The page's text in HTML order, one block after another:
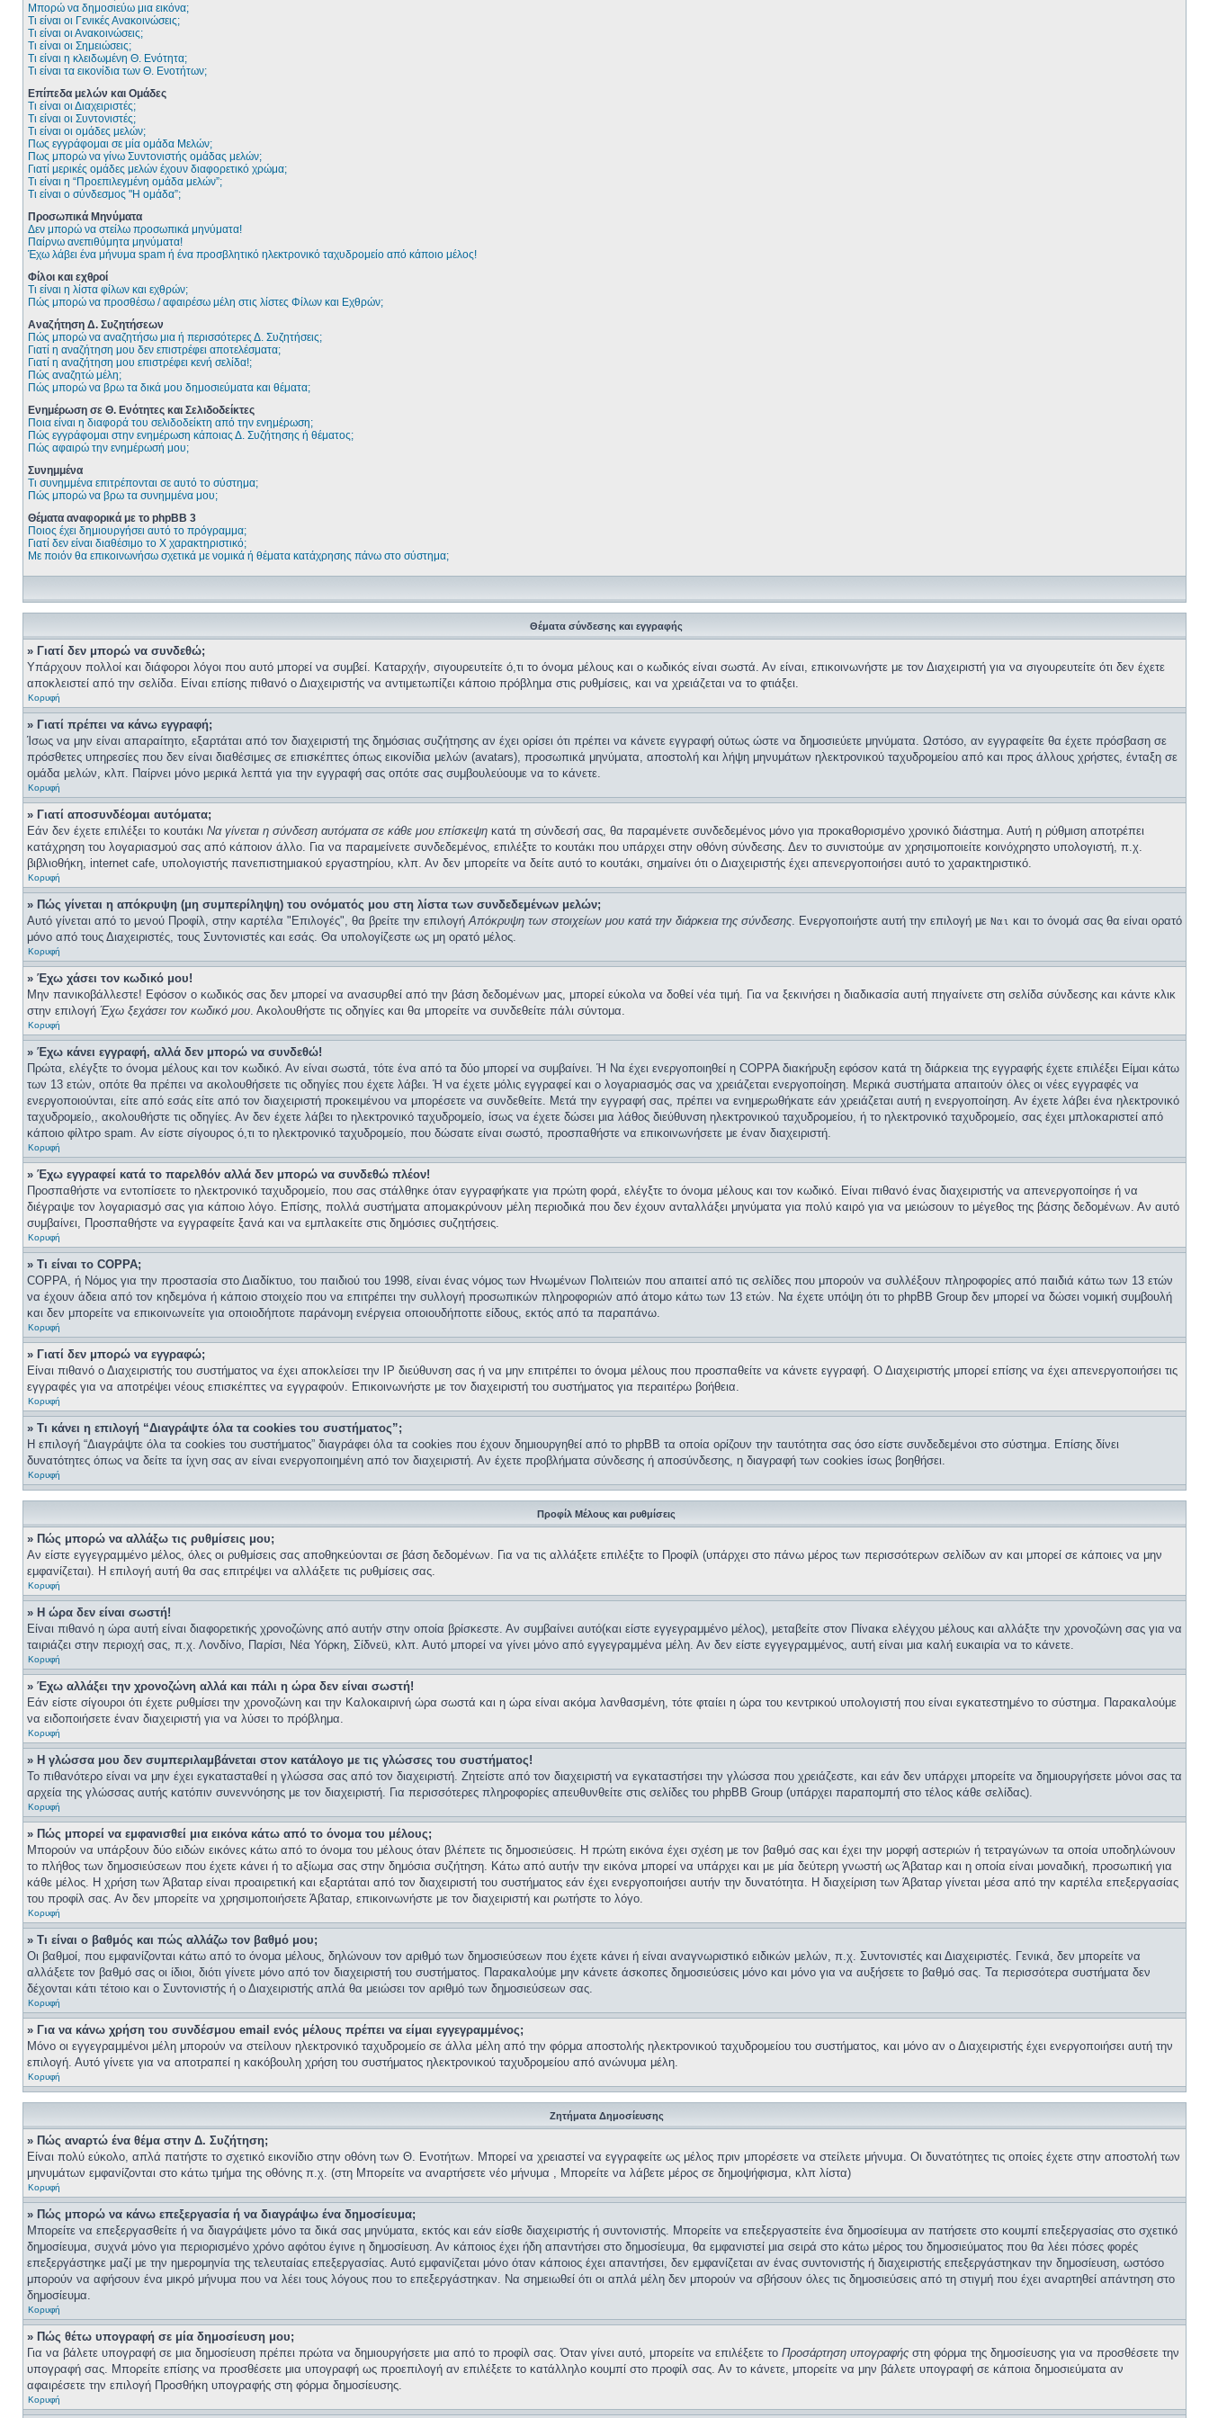
Μπορώ να δημοσιεύω μια εικόνα;
Τι είναι οι Γενικές Ανακοινώσεις;
Τι είναι οι Ανακοινώσεις;
Τι είναι οι Σημειώσεις;
Τι είναι η κλειδωμένη Θ. Ενότητα;
Τι είναι τα εικονίδια των Θ. Ενοτήτων;
Επίπεδα μελών και Ομάδες
Τι είναι οι Διαχειριστές;
Τι είναι οι Συντονιστές;
Τι είναι οι ομάδες μελών;
Πως εγγράφομαι σε μία ομάδα Μελών;
Πως μπορώ να γίνω Συντονιστής ομάδας μελών;
Γιατί μερικές ομάδες μελών έχουν διαφορετικό χρώμα;
Τι είναι η “Προεπιλεγμένη ομάδα μελών”;
Τι είναι ο σύνδεσμος "Η ομάδα”;
Προσωπικά Μηνύματα
Δεν μπορώ να στείλω προσωπικά μηνύματα!
Παίρνω ανεπιθύμητα μηνύματα!
Έχω λάβει ένα μήνυμα spam ή ένα προσβλητικό ηλεκτρονικό ταχυδρομείο από κάποιο μέλος!
Φίλοι και εχθροί
Τι είναι η λίστα φίλων και εχθρών;
Πώς μπορώ να προσθέσω / αφαιρέσω μέλη στις λίστες Φίλων και Εχθρών;
Αναζήτηση Δ. Συζητήσεων
Πώς μπορώ να αναζητήσω μια ή περισσότερες Δ. Συζητήσεις;
Γιατί η αναζήτηση μου δεν επιστρέφει αποτελέσματα;
Γιατί η αναζήτηση μου επιστρέφει κενή σελίδα!;
Πώς αναζητώ μέλη;
Πώς μπορώ να βρω τα δικά μου δημοσιεύματα και θέματα;
Ενημέρωση σε Θ. Ενότητες και Σελιδοδείκτες
Ποια είναι η διαφορά του σελιδοδείκτη από την ενημέρωση;
Πώς εγγράφομαι στην ενημέρωση κάποιας Δ. Συζήτησης ή θέματος;
Πώς αφαιρώ την ενημέρωσή μου;
Συνημμένα
Τι συνημμένα επιτρέπονται σε αυτό το σύστημα;
Πώς μπορώ να βρω τα συνημμένα μου;
Θέματα αναφορικά με το phpBB 3
Ποιος έχει δημιουργήσει αυτό το πρόγραμμα;
Γιατί δεν είναι διαθέσιμο το Χ χαρακτηριστικό;
Με ποιόν θα επικοινωνήσω σχετικά με νομικά ή θέματα κατάχρησης πάνω στο σύστημα;
Θέματα σύνδεσης και εγγραφής
» Γιατί δεν μπορώ να συνδεθώ;
Υπάρχουν πολλοί και διάφοροι λόγοι που αυτό μπορεί να συμβεί. Καταρχήν, σιγουρευτείτε ό,τι το όνομα μέλους και ο κωδικός είναι σωστά. Αν είναι, επικοινωνήστε με τον Διαχειριστή για να σιγουρευτείτε ότι δεν έχετε
αποκλειστεί από την σελίδα. Είναι επίσης πιθανό ο Διαχειριστής να αντιμετωπίζει κάποιο πρόβλημα στις ρυθμίσεις, και να χρειάζεται να το φτιάξει.
Κορυφή
» Γιατί πρέπει να κάνω εγγραφή;
Ίσως να μην είναι απαραίτητο, εξαρτάται από τον διαχειριστή της δημόσιας συζήτησης αν έχει ορίσει ότι πρέπει να κάνετε εγγραφή ούτως ώστε να δημοσιεύετε μηνύματα. Ωστόσο, αν εγγραφείτε θα έχετε πρόσβαση σε
πρόσθετες υπηρεσίες που δεν είναι διαθέσιμες σε επισκέπτες όπως εικονίδια μελών (avatars), προσωπικά μηνύματα, αποστολή και λήψη μηνυμάτων ηλεκτρονικού ταχυδρομείου από και προς άλλους χρήστες, ένταξη σε
ομάδα μελών, κλπ. Παίρνει μόνο μερικά λεπτά για την εγγραφή σας οπότε σας συμβουλεύουμε να το κάνετε.
Κορυφή
» Γιατί αποσυνδέομαι αυτόματα;
Εάν δεν έχετε επιλέξει το κουτάκι Να γίνεται η σύνδεση αυτόματα σε κάθε μου επίσκεψη κατά τη σύνδεσή σας, θα παραμένετε συνδεδεμένος μόνο για προκαθορισμένο χρονικό διάστημα. Αυτή η ρύθμιση αποτρέπει
κατάχρηση του λογαριασμού σας από κάποιον άλλο. Για να παραμείνετε συνδεδεμένος, επιλέξτε το κουτάκι που υπάρχει στην οθόνη σύνδεσης. Δεν το συνιστούμε αν χρησιμοποιείτε κοινόχρηστο υπολογιστή, π.χ.
βιβλιοθήκη, internet cafe, υπολογιστής πανεπιστημιακού εργαστηρίου, κλπ. Αν δεν μπορείτε να δείτε αυτό το κουτάκι, σημαίνει ότι ο Διαχειριστής έχει απενεργοποιήσει αυτό το χαρακτηριστικό.
Κορυφή
» Πώς γίνεται η απόκρυψη (μη συμπερίληψη) του ονόματός μου στη λίστα των συνδεδεμένων μελών;
Αυτό γίνεται από το μενού Προφίλ, στην καρτέλα "Επιλογές", θα βρείτε την επιλογήΑπόκρυψη των στοιχείων μου κατά την διάρκεια της σύνδεσης. Ενεργοποιήστε αυτή την επιλογή με Ναι
και το όνομά σας θα είναι ορατό
μόνο από τους Διαχειριστές, τους Συντονιστές και εσάς. Θα υπολογίζεστε ως μη ορατό μέλος.
Κορυφή
» Έχω χάσει τον κωδικό μου!
Μην πανικοβάλλεστε! Εφόσον ο κωδικός σας δεν μπορεί να ανασυρθεί από την βάση δεδομένων μας, μπορεί εύκολα να δοθεί νέα τιμή. Για να ξεκινήσει η διαδικασία αυτή πηγαίνετε στη σελίδα σύνδεσης και κάντε κλικ
στην επιλογή Έχω ξεχάσει τον κωδικό μου. Ακολουθήστε τις οδηγίες και θα μπορείτε να συνδεθείτε πάλι σύντομα.
Κορυφή
» Έχω κάνει εγγραφή, αλλά δεν μπορώ να συνδεθώ!
Πρώτα, ελέγξτε το όνομα μέλους και τον κωδικό. Αν είναι σωστά, τότε ένα από τα δύο μπορεί να συμβαίνει. Ή Να έχει ενεργοποιηθεί η COPPA διακήρυξη εφόσον κατά τη διάρκεια της εγγραφής έχετε επιλέξει Είμαι κάτω
των 13 ετών, οπότε θα πρέπει να ακολουθήσετε τις οδηγίες που έχετε λάβει. Ή να έχετε μόλις εγγραφεί και ο λογαριασμός σας να χρειάζεται ενεργοποίηση. Μερικά συστήματα απαιτούν όλες οι νέες εγγραφές να
ενεργοποιούνται, είτε από εσάς είτε από τον διαχειριστή προκειμένου να μπορέσετε να συνδεθείτε. Μετά την εγγραφή σας, πρέπει να ενημερωθήκατε εάν χρειάζεται αυτή η ενεργοποίηση. Αν έχετε λάβει ένα ηλεκτρονικό
ταχυδρομείο,, ακολουθήστε τις οδηγίες. Αν δεν έχετε λάβει το ηλεκτρονικό ταχυδρομείο, ίσως να έχετε δώσει μια λάθος διεύθυνση ηλεκτρονικού ταχυδρομείου, ή το ηλεκτρονικό ταχυδρομείο, σας έχει μπλοκαριστεί από
κάποιο φίλτρο spam. Αν είστε σίγουρος ό,τι το ηλεκτρονικό ταχυδρομείο, που δώσατε είναι σωστό, προσπαθήστε να επικοινωνήσετε με έναν διαχειριστή.
Κορυφή
» Έχω εγγραφεί κατά το παρελθόν αλλά δεν μπορώ να συνδεθώ πλέον!
Προσπαθήστε να εντοπίσετε το ηλεκτρονικό ταχυδρομείο, που σας στάλθηκε όταν εγγραφήκατε για πρώτη φορά, ελέγξτε το όνομα μέλους και τον κωδικό. Είναι πιθανό ένας διαχειριστής να απενεργοποίησε ή να
διέγραψε τον λογαριασμό σας για κάποιο λόγο. Επίσης, πολλά συστήματα απομακρύνουν μέλη περιοδικά που δεν έχουν ανταλλάξει μηνύματα για πολύ καιρό για να μειώσουν το μέγεθος της βάσης δεδομένων. Αν αυτό
συμβαίνει, Προσπαθήστε να εγγραφείτε ξανά και να εμπλακείτε στις δημόσιες συζητήσεις.
Κορυφή
» Τι είναι το COPPA;
COPPA, ή Νόμος για την προστασία στο Διαδίκτυο, του παιδιού του 1998, είναι ένας νόμος των Ηνωμένων Πολιτειών που απαιτεί από τις σελίδες που μπορούν να συλλέξουν πληροφορίες από παιδιά κάτω των 13 ετών
να έχουν άδεια από τον κηδεμόνα ή κάποιο στοιχείο που να επιτρέπει την συλλογή προσωπικών πληροφοριών από άτομο κάτω των 13 ετών. Να έχετε υπόψη ότι το phpBB Group δεν μπορεί να δώσει νομική συμβουλή
και δεν μπορείτε να επικοινωνείτε για οποιοδήποτε παράνομη ενέργεια οποιουδήποττε είδους, εκτός από τα παραπάνω.
Κορυφή
» Γιατί δεν μπορώ να εγγραφώ;
Είναι πιθανό ο Διαχειριστής του συστήματος να έχει αποκλείσει την IP διεύθυνση σας ή να μην επιτρέπει το όνομα μέλους που προσπαθείτε να κάνετε εγγραφή. Ο Διαχειριστής μπορεί επίσης να έχει απενεργοποιήσει τις
εγγραφές για να αποτρέψει νέους επισκέπτες να εγγραφούν. Επικοινωνήστε με τον διαχειριστή του συστήματος για περαιτέρω βοήθεια.
Κορυφή
» Τι κάνει η επιλογή “Διαγράψτε όλα τα cookies του συστήματος”;
Η επιλογή “Διαγράψτε όλα τα cookies του συστήματος” διαγράφει όλα τα cookies που έχουν δημιουργηθεί από το phpBB τα οποία ορίζουν την ταυτότητα σας όσο είστε συνδεδεμένοι στο σύστημα. Επίσης δίνει
δυνατότητες όπως να δείτε τα ίχνη σας αν είναι ενεργοποιημένη από τον διαχειριστή. Αν έχετε προβλήματα σύνδεσης ή αποσύνδεσης, η διαγραφή των cookies ίσως βοηθήσει.
Κορυφή
Προφίλ Μέλους και ρυθμίσεις
» Πώς μπορώ να αλλάξω τις ρυθμίσεις μου;
Αν είστε εγγεγραμμένο μέλος, όλες οι ρυθμίσεις σας αποθηκεύονται σε βάση δεδομένων. Για να τις αλλάξετε επιλέξτε το Προφίλ (υπάρχει στο πάνω μέρος των περισσότερων σελίδων αν και μπορεί σε κάποιες να μην
εμφανίζεται). Η επιλογή αυτή θα σας επιτρέψει να αλλάξετε τις ρυθμίσεις σας.
Κορυφή
» Η ώρα δεν είναι σωστή!
Είναι πιθανό η ώρα αυτή είναι διαφορετικής χρονοζώνης από αυτήν στην οποία βρίσκεστε. Αν συμβαίνει αυτό(και είστε εγγεγραμμένο μέλος), μεταβείτε στον Πίνακα ελέγχου μέλους και αλλάξτε την χρονοζώνη σας για να
ταιριάζει στην περιοχή σας, π.χ. Λονδίνο, Παρίσι, Νέα Υόρκη, Σίδνεϋ, κλπ. Αυτό μπορεί να γίνει μόνο από εγγεγραμμένα μέλη. Αν δεν είστε εγγεγραμμένος, αυτή είναι μια καλή ευκαιρία να το κάνετε.
Κορυφή
» Έχω αλλάξει την χρονοζώνη αλλά και πάλι η ώρα δεν είναι σωστή!
Εάν είστε σίγουροι ότι έχετε ρυθμίσει την χρονοζώνη και την Καλοκαιρινή ώρα σωστά και η ώρα είναι ακόμα λανθασμένη, τότε φταίει η ώρα του κεντρικού υπολογιστή που είναι εγκατεστημένο το σύστημα. Παρακαλούμε
να ειδοποιήσετε έναν διαχειριστή για να λύσει το πρόβλημα.
Κορυφή
» Η γλώσσα μου δεν συμπεριλαμβάνεται στον κατάλογο με τις γλώσσες του συστήματος!
Το πιθανότερο είναι να μην έχει εγκατασταθεί η γλώσσα σας από τον διαχειριστή. Ζητείστε από τον διαχειριστή να εγκαταστήσει την γλώσσα που χρειάζεστε, και εάν δεν υπάρχει μπορείτε να δημιουργήσετε μόνοι σας τα
αρχεία της γλώσσας αυτής κατόπιν συνεννόησης με τον διαχειριστή. Για περισσότερες πληροφορίες απευθυνθείτε στις σελίδες του phpBB Group (υπάρχει παραπομπή στο τέλος κάθε σελίδας).
Κορυφή
» Πώς μπορεί να εμφανισθεί μια εικόνα κάτω από το όνομα του μέλους;
Μπορούν να υπάρξουν δύο ειδών εικόνες κάτω από το όνομα του μέλους όταν βλέπετε τις δημοσιεύσεις. Η πρώτη εικόνα έχει σχέση με τον βαθμό σας και έχει την μορφή αστεριών ή τετραγώνων τα οποία υποδηλώνουν
το πλήθος των δημοσιεύσεων που έχετε κάνει ή το αξίωμα σας στην δημόσια συζήτηση. Κάτω από αυτήν την εικόνα μπορεί να υπάρχει και με μία δεύτερη γνωστή ως Άβαταρ και η οποία είναι μοναδική, προσωπική για
κάθε μέλος. Η χρήση των Άβαταρ είναι προαιρετική και εξαρτάται από τον διαχειριστή του συστήματος εάν έχει ενεργοποιήσει αυτήν την δυνατότητα. Η διαχείριση των Άβαταρ γίνεται μέσα από την καρτέλα επεξεργασίας
του προφίλ σας. Αν δεν μπορείτε να χρησιμοποιήσετε Άβαταρ, επικοινωνήστε με τον διαχειριστή και ρωτήστε το λόγο.
Κορυφή
» Τι είναι ο βαθμός και πώς αλλάζω τον βαθμό μου;
Οι βαθμοί, που εμφανίζονται κάτω από το όνομα μέλους, δηλώνουν τον αριθμό των δημοσιεύσεων που έχετε κάνει ή είναι αναγνωριστικό ειδικών μελών, π.χ. Συντονιστές και Διαχειριστές. Γενικά, δεν μπορείτε να
αλλάξετε τον βαθμό σας οι ίδιοι, διότι γίνετε μόνο από τον διαχειριστή του συστήματος. Παρακαλούμε μην κάνετε άσκοπες δημοσιεύσεις μόνο και μόνο για να αυξήσετε το βαθμό σας. Τα περισσότερα συστήματα δεν
δέχονται κάτι τέτοιο και ο Συντονιστής ή ο Διαχειριστής απλά θα μειώσει τον αριθμό των δημοσιεύσεων σας.
Κορυφή
» Για να κάνω χρήση του συνδέσμου email ενός μέλους πρέπει να είμαι εγγεγραμμένος;
Μόνο οι εγγεγραμμένοι μέλη μπορούν να στείλουν ηλεκτρονικό ταχυδρομείο σε άλλα μέλη από την φόρμα αποστολής ηλεκτρονικού ταχυδρομείου του συστήματος, και μόνο αν ο Διαχειριστής έχει ενεργοποιήσει αυτή την
επιλογή. Αυτό γίνετε για να αποτραπεί η κακόβουλη χρήση του συστήματος ηλεκτρονικού ταχυδρομείου από ανώνυμα μέλη.
Κορυφή
Ζητήματα Δημοσίευσης
» Πώς αναρτώ ένα θέμα στην Δ. Συζήτηση;
Είναι πολύ εύκολο, απλά πατήστε το σχετικό εικονίδιο στην οθόνη των Θ. Ενοτήτων. Μπορεί να χρειαστεί να εγγραφείτε ως μέλος πριν μπορέσετε να στείλετε μήνυμα. Οι δυνατότητες τις οποίες έχετε στην αποστολή των
μηνυμάτων εμφανίζονται στο κάτω τμήμα της οθόνης π.χ. (στη Μπορείτε να αναρτήσετε νέο μήνυμα , Μπορείτε να λάβετε μέρος σε δημοψήφισμα, κλπ λίστα)
Κορυφή
» Πώς μπορώ να κάνω επεξεργασία ή να διαγράψω ένα δημοσίευμα;
Μπορείτε να επεξεργασθείτε ή να διαγράψετε μόνο τα δικά σας μηνύματα, εκτός και εάν είσθε διαχειριστής ή συντονιστής. Μπορείτε να επεξεργαστείτε ένα δημοσίευμα αν πατήσετε στο κουμπί επεξεργασίας στο σχετικό
δημοσίευμα, συχνά μόνο για περιορισμένο χρόνο αφότου έγινε η δημοσίευση. Αν κάποιος έχει ήδη απαντήσει στο δημοσίευμα, θα εμφανιστεί μια σειρά στο κάτω μέρος του δημοσιεύματος που θα λέει πόσες φορές
επεξεργάστηκε μαζί με την ημερομηνία της τελευταίας επεξεργασίας. Αυτό εμφανίζεται μόνο όταν κάποιος έχει απαντήσει, δεν εμφανίζεται αν ένας συντονιστής ή διαχειριστής επεξεργάστηκαν την δημοσίευση, ωστόσο
μπορούν να αφήσουν ένα μικρό μήνυμα που να λέει τους λόγους που το επεξεργάστηκαν. Να σημειωθεί ότι οι απλά μέλη δεν μπορούν να σβήσουν όλες τις δημοσιεύσεις από τη στιγμή που έχει αναρτηθεί απάντηση στο
δημοσίευμα.
Κορυφή
» Πώς θέτω υπογραφή σε μία δημοσίευση μου;
Για να βάλετε υπογραφή σε μια δημοσίευση πρέπει πρώτα να δημιουργήσετε μια από το προφίλ σας. Όταν γίνει αυτό, μπορείτε να επιλέξετε το Προσάρτηση υπογραφής στη φόρμα της δημοσίευσης για να προσθέσετε την
υπογραφή σας. Μπορείτε επίσης να προσθέσετε μια υπογραφή ως προεπιλογή αν επιλέξετε το κατάλληλο κουμπί στο προφίλ σας. Αν το κάνετε, μπορείτε να μην βάλετε υπογραφή σε κάποια δημοσιεύματα αν
αφαιρέσετε την επιλογή Προσθήκη υπογραφής στη φόρμα δημοσίευσης.
Κορυφή